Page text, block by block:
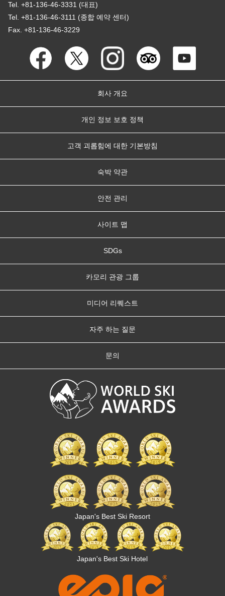
Tel. +81-136-46-3331 (대표)
Tel. +81-136-46-3111 (종합 예약 센터)
Fax. +81-136-46-3229
Japan's Best Ski Resort
Japan's Best Ski Hotel
회사 개요
개인 정보 보호 정책
고객 괴롭힘에 대한 기본방침
숙박 약관
안전 관리
사이트 맵
SDGs
카모리 관광 그룹
미디어 리퀘스트
자주 하는 질문
문의